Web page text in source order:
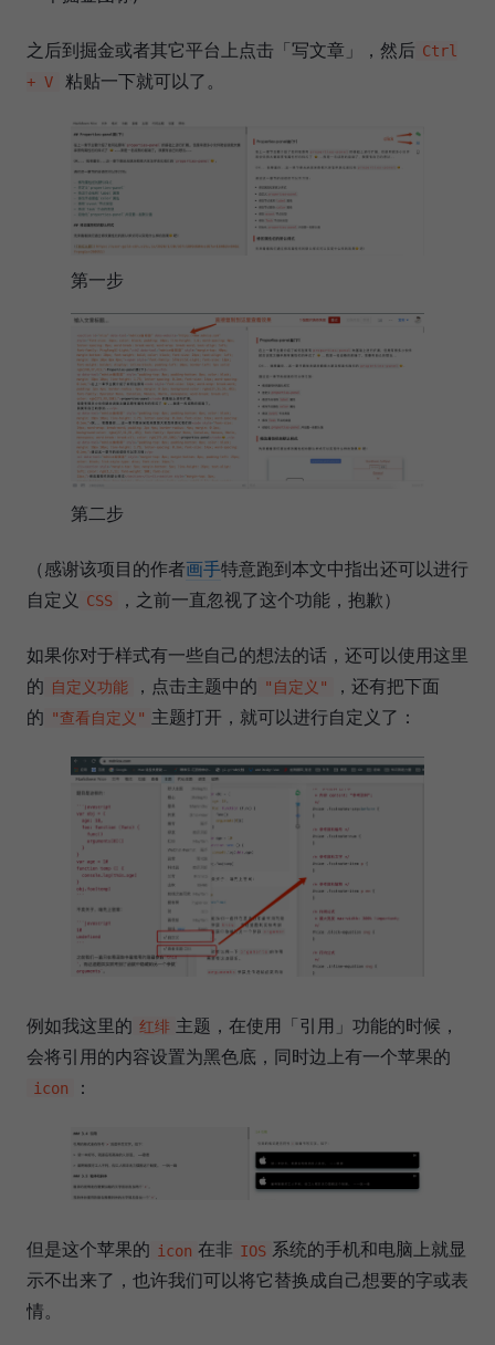
之后到掘金或者其它平台上点击「写文章」，然后 Ctrl
+ V
粘贴一下就可以了。
第一步
第二步
（感谢该项目的作者画手特意跑到本文中指出还可以进行
自定义
CSS ，之前一直忽视了这个功能，抱歉）
如果你对于样式有一些自己的想法的话，还可以使用这里
的 自定义功能 ，点击主题中的 "自定义"
，还有把下面
的 "查看自定义" 主题打开，就可以进行自定义了：
例如我这里的 红绯 主题，在使用「引用」功能的时候，
会将引用的内容设置为黑色底，同时边上有一个苹果的
icon ：
但是这个苹果的 icon 在非 IOS 系统的手机和电脑上就显
示不出来了，也许我们可以将它替换成自己想要的字或表
情。